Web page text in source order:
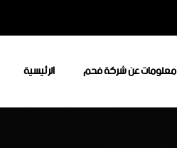
الرئيسية معلومات عن شركة فحم